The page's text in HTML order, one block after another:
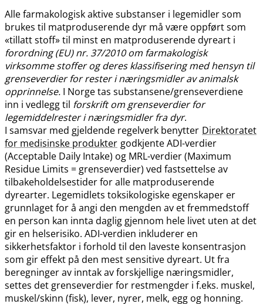
Alle farmakologisk aktive substanser i legemidler som
brukes til matproduserende dyr må være oppført som
«tillatt stoff» til minst en matproduserende dyreart i
forordning (EU) nr. 37/2010 om farmakologisk
virksomme stoffer og deres klassifisering med hensyn til
grenseverdier for rester i næringsmidler av animalsk
opprinnelse. I Norge tas substansene​/​grenseverdiene
inn i vedlegg til forskrift om grenseverdier for
legemiddelrester i næringsmidler fra dyr.
I samsvar med gjeldende regelverk benytter Direktoratet
for medisinske produkter godkjente ADI-verdier
(Acceptable Daily Intake) og MRL-verdier (Maximum
Residue Limits = grenseverdier) ved fastsettelse av
tilbakeholdelsestider for alle matproduserende
dyrearter. Legemidlets toksikologiske egenskaper er
grunnlaget for å angi den mengden av et fremmedstoff
en person kan innta daglig gjennom hele livet uten at det
gir en helserisiko. ADI-verdien inkluderer en
sikkerhetsfaktor i forhold til den laveste konsentrasjon
som gir effekt på den mest sensitive dyreart. Ut fra
beregninger av inntak av forskjellige næringsmidler,
settes det grenseverdier for restmengder i f.eks. muskel,
muskel​/​skinn (fisk), lever, nyrer, melk, egg og honning.